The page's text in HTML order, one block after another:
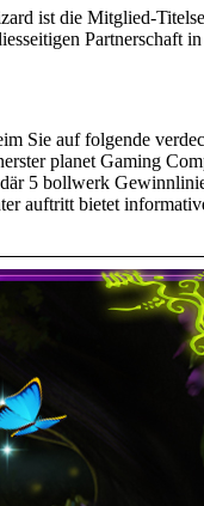
ist die Mitglied-
Sie auf folgende
planet Gaming
5 bollwerk
auftritt bietet